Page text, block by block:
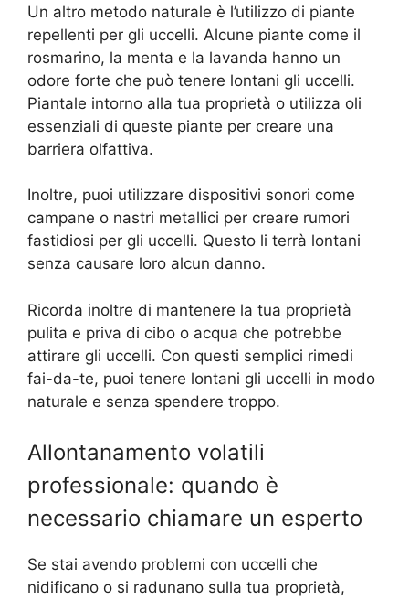
Un altro metodo naturale è l’utilizzo di piante
repellenti per gli uccelli. Alcune piante come il
rosmarino, la menta e la lavanda hanno un
odore forte che può tenere lontani gli uccelli.
Piantale intorno alla tua proprietà o utilizza oli
essenziali di queste piante per creare una
barriera olfattiva.
Inoltre, puoi utilizzare dispositivi sonori come
campane o nastri metallici per creare rumori
fastidiosi per gli uccelli. Questo li terrà lontani
senza causare loro alcun danno.
Ricorda inoltre di mantenere la tua proprietà
pulita e priva di cibo o acqua che potrebbe
attirare gli uccelli. Con questi semplici rimedi
fai-da-te, puoi tenere lontani gli uccelli in modo
naturale e senza spendere troppo.
Allontanamento volatili
professionale: quando è
necessario chiamare un esperto
Se stai avendo problemi con uccelli che
nidificano o si radunano sulla tua proprietà,